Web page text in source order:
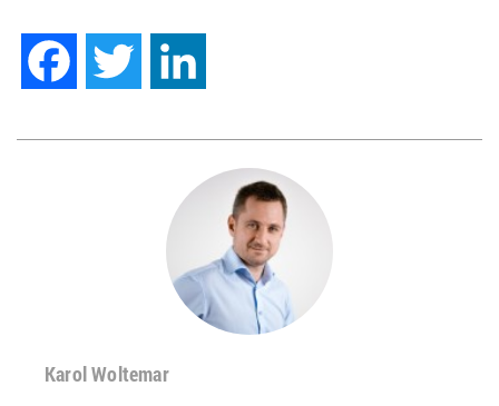
Facebook Twitter
Karol Woltemar